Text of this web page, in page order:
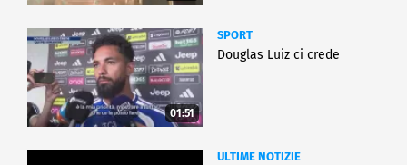
01:51
SPORT
Douglas Luiz ci crede
ULTIME NOTIZIE